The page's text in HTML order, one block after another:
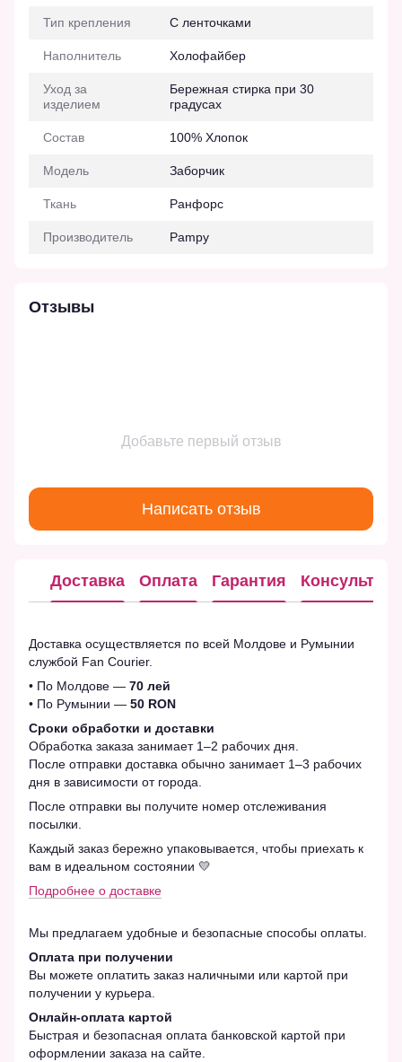
Тип крепления С ленточками
Наполнитель Холофайбер
Уход за
изделием
Бережная стирка при 30
градусах
Состав 100% Хлопок
Модель Заборчик
Ткань Ранфорс
Производитель Pampy
Отзывы
Добавьте первый отзыв
Написать отзыв
Доставка Оплата Гарантия
Доставка осуществляется по всей Молдове и Румынии
службой Fan Courier.
• По Молдове — 70 лей
• По Румынии — 50 RON
Сроки обработки и доставки
Обработка заказа занимает 1–2 рабочих дня.
После отправки доставка обычно занимает 1–3 рабочих
дня в зависимости от города.
После отправки вы получите номер отслеживания
посылки.
Каждый заказ бережно упаковывается, чтобы приехать к
вам в идеальном состоянии 💛
Подробнее о доставке
Мы предлагаем удобные и безопасные способы оплаты.
Оплата при получении
Вы можете оплатить заказ наличными или картой при
получении у курьера.
Онлайн-оплата картой
Быстрая и безопасная оплата банковской картой при
оформлении заказа на сайте.